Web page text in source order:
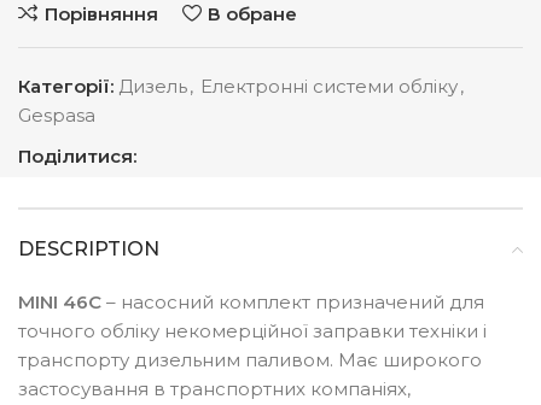
Порівняння В обране
Категорії: Дизель, Електронні системи обліку,
Gespasa
Поділитися:
DESCRIPTION
MINI 46C – насосний комплект призначений для
точного обліку некомерційної заправки техніки і
транспорту дизельним паливом. Має широкого
застосування в транспортних компаніях,